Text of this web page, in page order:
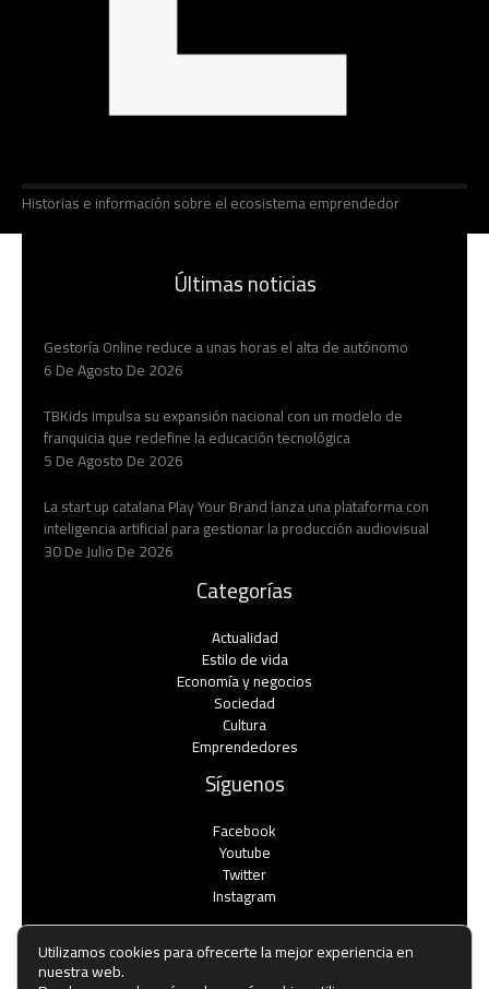
Historias e información sobre el ecosistema emprendedor
Últimas noticias
Gestoría Online reduce a unas horas el alta de autónomo
6 De Agosto De 2026
TBKids impulsa su expansión nacional con un modelo de
franquicia que redefine la educación tecnológica
5 De Agosto De 2026
La start up catalana Play Your Brand lanza una plataforma con
inteligencia artificial para gestionar la producción audiovisual
30 De Julio De 2026
Categorías
Actualidad
Estilo de vida
Economía y negocios​
Sociedad
Cultura
Emprendedores
Síguenos
Facebook
Youtube
Twitter
Instagram
Utilizamos cookies para ofrecerte la mejor experiencia en
nuestra web.